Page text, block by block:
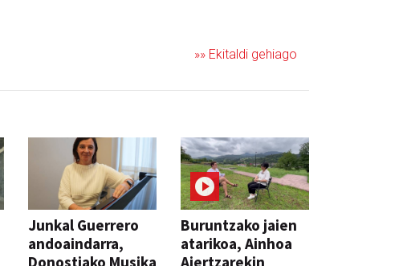
»» Ekitaldi gehiago
Junkal Guerrero
andoaindarra,
Donostiako Musika
Buruntzako jaien
atarikoa, Ainhoa
Aiertzarekin